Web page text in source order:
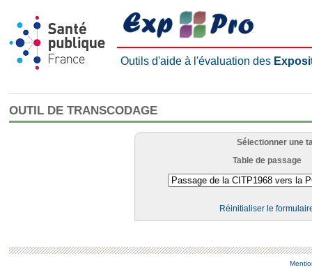
Outils d'aide à l'évaluation des
OUTIL DE TRANSCODAGE
Sélectionner une
Table de passage
Réinitialiser le